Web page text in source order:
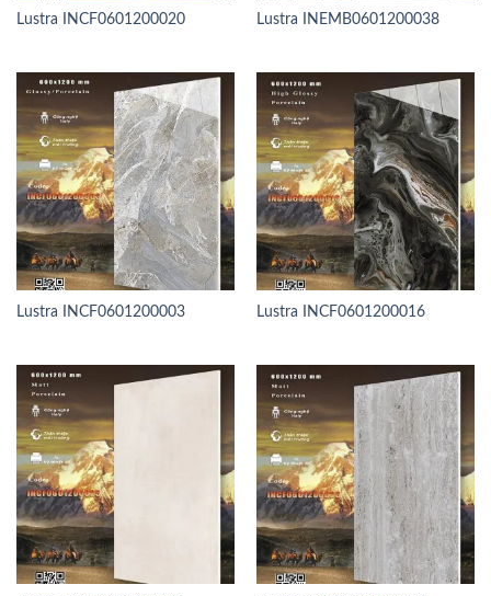
Lustra INCF0601200020 Lustra INEMB0601200038
Lustra INCF0601200003 Lustra INCF0601200016